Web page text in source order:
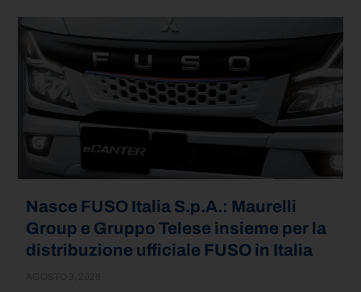
Nasce FUSO Italia S.p.A.: Maurelli
Group e Gruppo Telese insieme per la
distribuzione ufficiale FUSO in Italia